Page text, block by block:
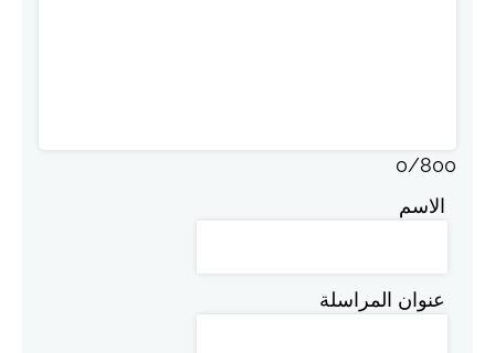
0/800
الاسم
عنوان المراسلة